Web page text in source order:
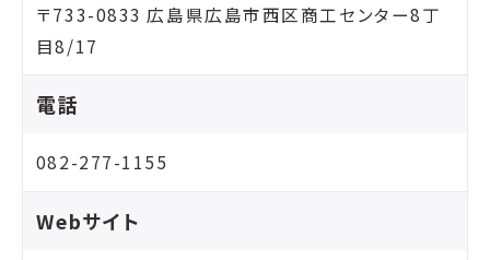
〒733-0833 広島県広島市西区商工センター8丁
目8/17
電話
082-277-1155
Webサイト